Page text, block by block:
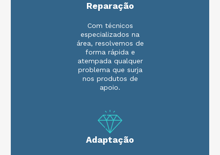
Reparação
Com técnicos
especializados na
área, resolvemos de
forma rápida e
atempada qualquer
problema que surja
nos produtos de
apoio.
Adaptação